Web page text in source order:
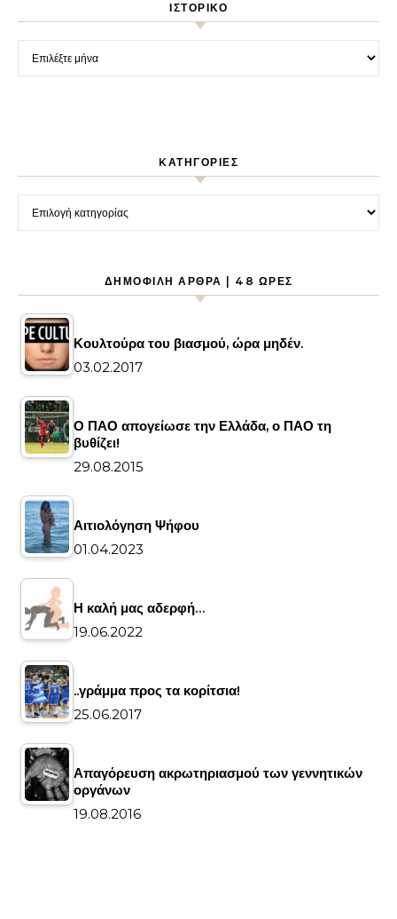
ΙΣΤΟΡΙΚΌ
Ιστορικό
KΑΤΗΓΟΡΊΕΣ
Kατηγορίες
ΔΗΜΟΦΙΛΉ ΆΡΘΡΑ | 48 ΏΡΕΣ
Κουλτούρα του βιασμού, ώρα μηδέν.
03.02.2017
Ο ΠΑΟ απογείωσε την Ελλάδα, ο ΠΑΟ τη
βυθίζει!
29.08.2015
Αιτιολόγηση Ψήφου
01.04.2023
Η καλή μας αδερφή…
19.06.2022
..γράμμα προς τα κορίτσια!
25.06.2017
Απαγόρευση ακρωτηριασμού των γεννητικών
οργάνων
19.08.2016